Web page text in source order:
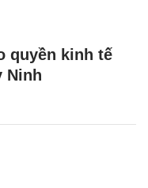
quyền kinh tế
Ninh